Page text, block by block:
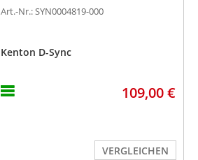
Art.-Nr.: SYN0004819-000
Kenton D-Sync
109,00 €
VERGLEICHEN